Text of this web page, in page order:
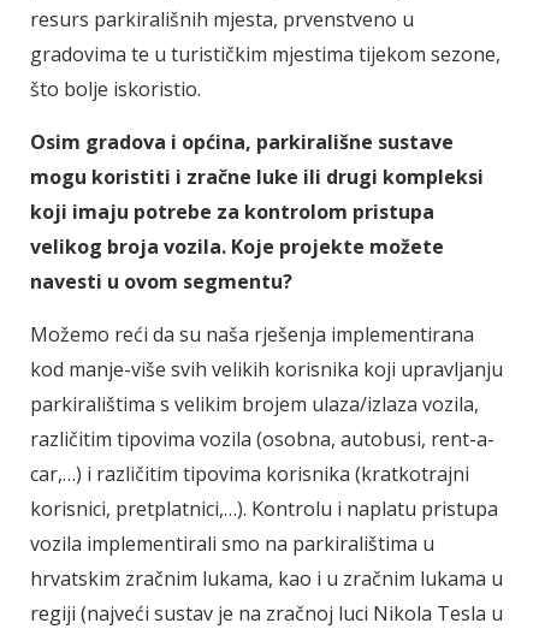
resurs parkirališnih mjesta, prvenstveno u
gradovima te u turističkim mjestima tijekom sezone,
što bolje iskoristio.
Osim gradova i općina, parkirališne sustave
mogu koristiti i zračne luke ili drugi kompleksi
koji imaju potrebe za kontrolom pristupa
velikog broja vozila. Koje projekte možete
navesti u ovom segmentu?
Možemo reći da su naša rješenja implementirana
kod manje-više svih velikih korisnika koji upravljanju
parkiralištima s velikim brojem ulaza/izlaza vozila,
različitim tipovima vozila (osobna, autobusi, rent-a-
car,…) i različitim tipovima korisnika (kratkotrajni
korisnici, pretplatnici,…). Kontrolu i naplatu pristupa
vozila implementirali smo na parkiralištima u
hrvatskim zračnim lukama, kao i u zračnim lukama u
regiji (najveći sustav je na zračnoj luci Nikola Tesla u